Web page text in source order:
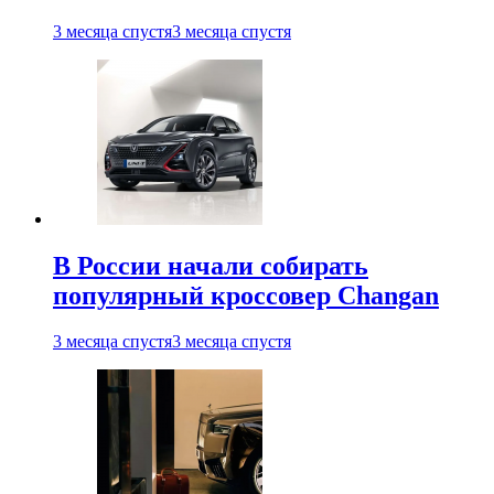
3 месяца спустя3 месяца спустя
В России начали собирать
популярный кроссовер Changan
3 месяца спустя3 месяца спустя